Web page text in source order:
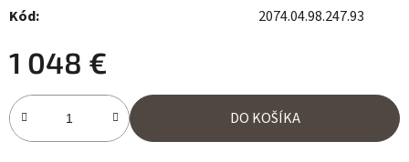
Kód: 2074.04.98.247.93
1 048 €
Jednotková cena:
DO KOŠÍKA